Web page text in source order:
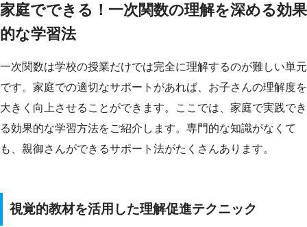
家庭でできる！一次関数の理解を深める効果
的な学習法
一次関数は学校の授業だけでは完全に理解するのが難しい単元
です。家庭での適切なサポートがあれば、お子さんの理解度を
大きく向上させることができます。ここでは、家庭で実践でき
る効果的な学習方法をご紹介します。専門的な知識がなくて
も、親御さんができるサポート法がたくさんあります。
視覚的教材を活用した理解促進テクニック